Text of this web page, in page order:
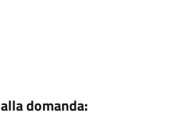
alla domanda: